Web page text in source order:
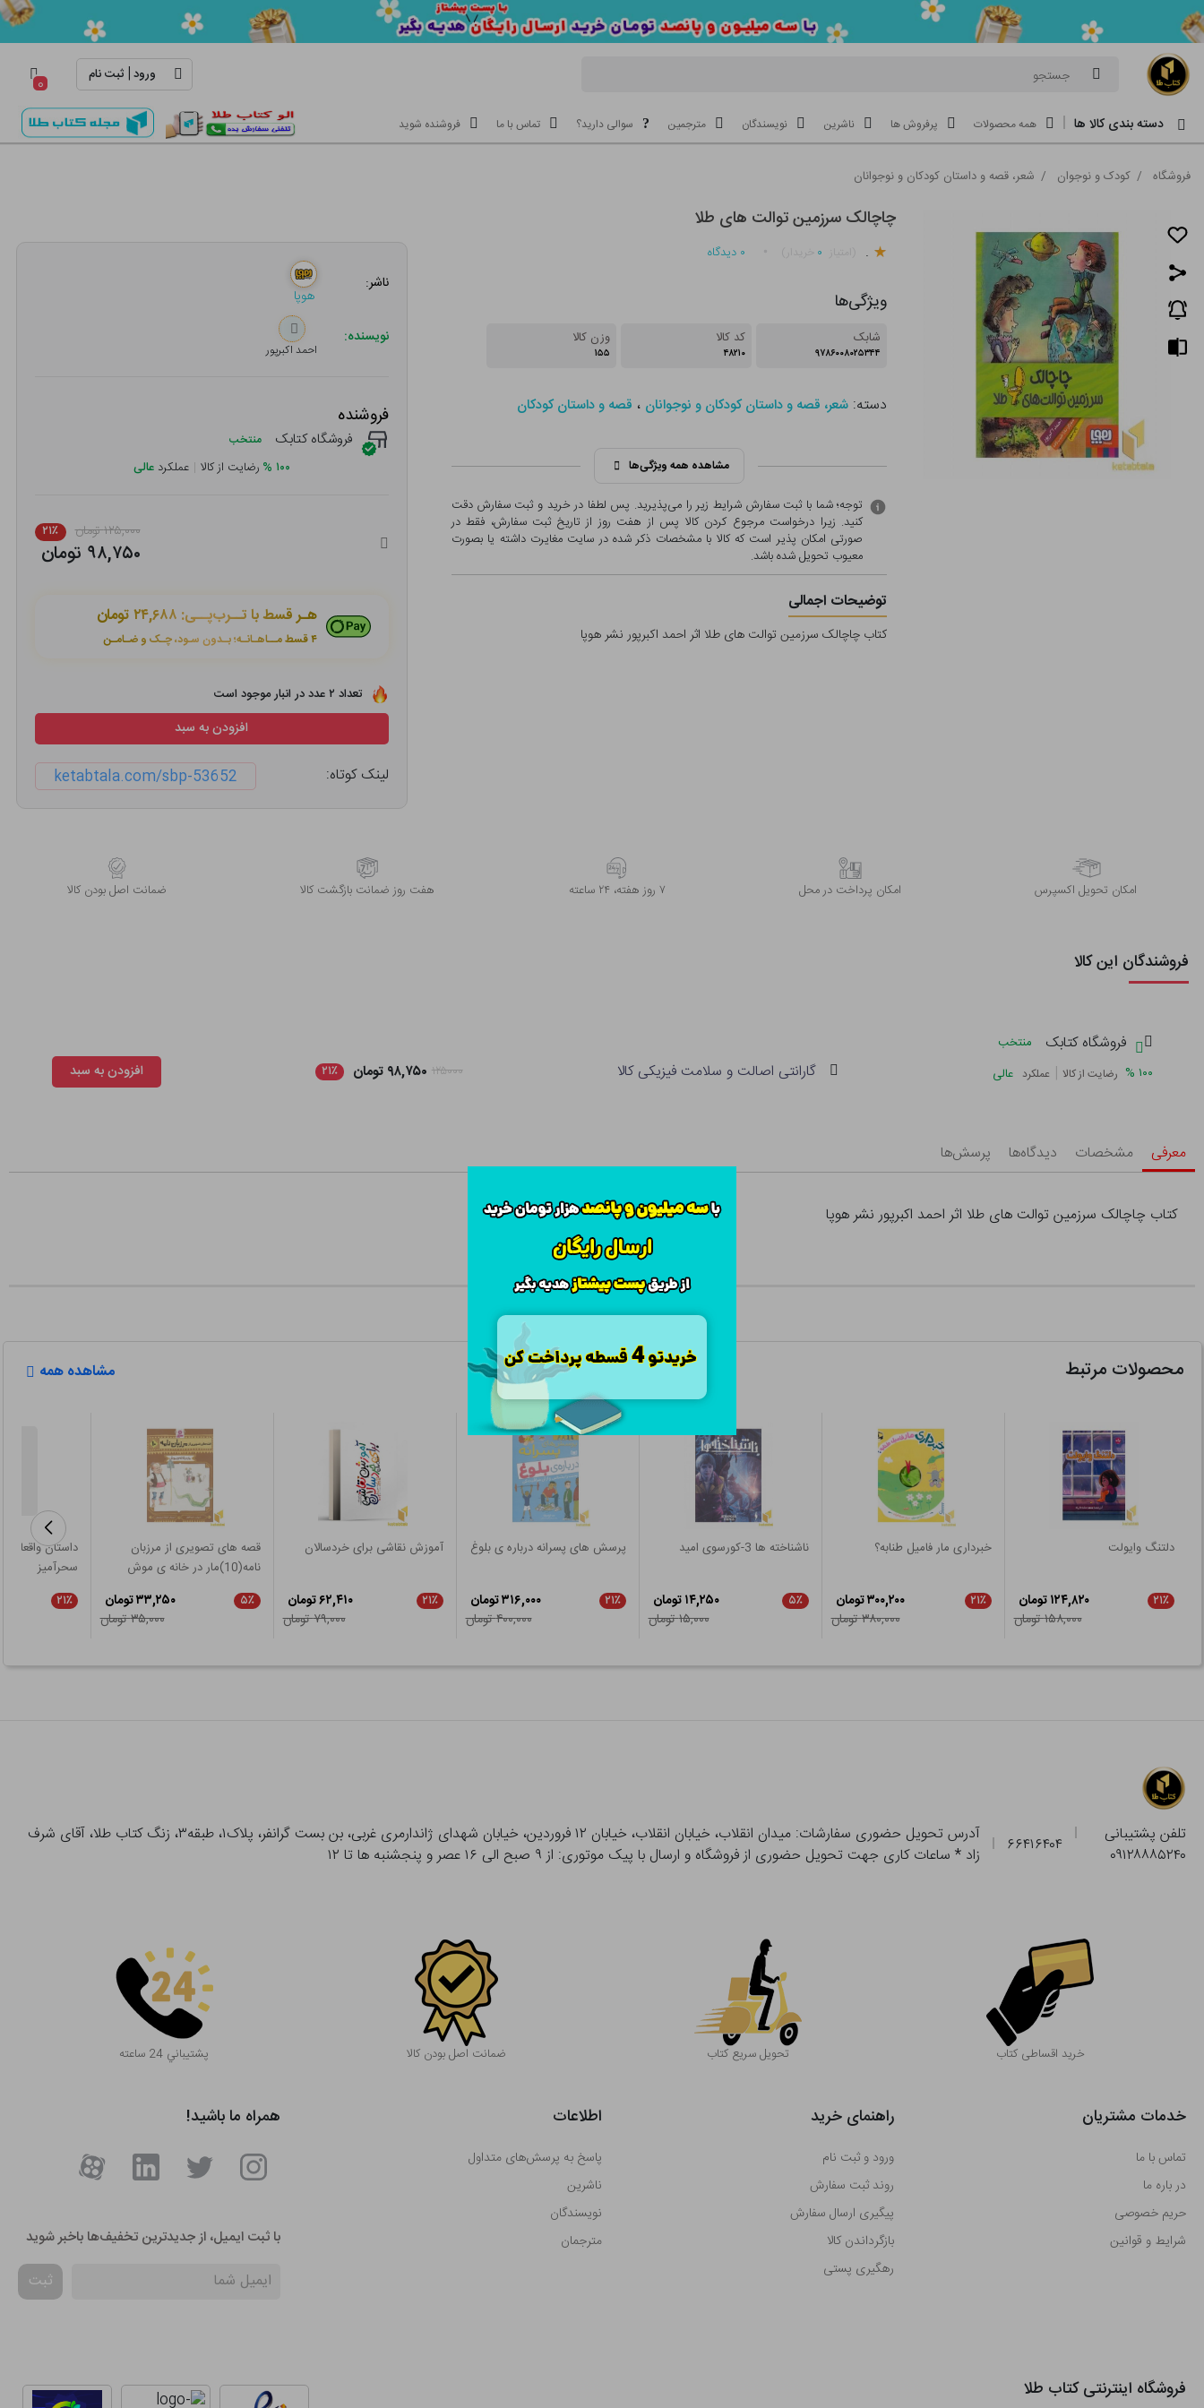
جستجو ورود| ثبت نام ۰
دسته بندی کالا ها همه محصولات پرفروش ها ناشرین نویسندگان مترجمین سوالی دارید؟ تماس با ما فروشنده شوید
فروشگاه / کودک و نوجوان / شعر، قصه و داستان کودکان و نوجوانان
چاچالک سرزمین توالت های طلا
. ۰ ۰ دیدگاه
ویژگی‌ها
شابک
۹۷۸۶۰۰۸۰۲۵۳۴۴
کد کالا
۴۸۲۱۰
وزن کالا
۱۵۵
دسته: شعر، قصه و داستان کودکان و نوجوانان ، قصه و داستان کودکان
مشاهده همه ویژگی‌ها
توجه؛ شما با ثبت سفارش شرایط زیر را می‌پذیرید. پس لطفا در خرید و ثبت سفارش دقت
کنید. زیرا درخواست مرجوع کردن کالا پس از هفت روز از تاریخ ثبت سفارش، فقط در
صورتی امکان پذیر است که کالا با مشخصات ذکر شده در سایت مغایرت داشته یا بصورت
معيوب تحویل شده باشد.
توضیحات اجمالی
کتاب چاچالک سرزمین توالت های طلا اثر احمد اکبرپور نشر هوپا
ناشر:
هوپا
نویسنده:
احمد اکبرپور
فروشنده
فروشگاه کتابک منتخب
۱۰۰ % رضایت از کالا | عملکرد عالی
۱۲۵,۰۰۰ تومان ۲۱٪
۹۸,۷۵۰ تومان
هـر قسط با تــرب‌پــی: ۲۴,۶۸۸ تومان
۴ قسط مــاهـانـه؛ بـدون سـود، چـک و ضـامـن
تعداد ۲ عدد در انبار موجود است
افزودن به سبد
لینک کوتاه: ketabtala.com/sbp-53652
اﻣﮑﺎن ﺗﺤﻮﯾﻞ اﮐﺴﭙﺮس امکان پرداخت در محل ۷ روز ﻫﻔﺘﻪ، ۲۴ ﺳﺎﻋﺘﻪ هفت روز ضمانت بازگشت کالا ﺿﻤﺎﻧﺖ اﺻﻞ ﺑﻮدن ﮐﺎﻟﺎ
فروشندگان این کالا
فروشگاه کتابک
منتخب
۱۰۰ % رضایت از کالا | عملکرد عالی گارانتی اصالت و سلامت فیزیکی کالا ۱۲۵۰۰۰ ۹۸,۷۵۰ تومان ۲۱٪ افزودن به سبد
معرفی مشخصات دیدگاه‌ها پرسش‌ها
کتاب چاچالک سرزمین توالت های طلا اثر احمد اکبرپور نشر هوپا
محصولات مرتبط مشاهده همه
دلتنگ وایولت
۲۱٪
۱۲۴,۸۲۰ تومان
۱۵۸,۰۰۰ تومان
خبرداری مار فامیل طنابه؟
۲۱٪
۳۰۰,۲۰۰ تومان
۳۸۰,۰۰۰ تومان
ناشناخته ها 3-کورسوی امید
۵٪
۱۴,۲۵۰ تومان
۱۵,۰۰۰ تومان
پرسش های پسرانه درباره ی بلوغ
۲۱٪
۳۱۶,۰۰۰ تومان
۴۰۰,۰۰۰ تومان
آموزش نقاشی برای خردسالان
۲۱٪
۶۲,۴۱۰ تومان
۷۹,۰۰۰ تومان
قصه های تصویری از مرزبان
نامه(10)مار در خانه ی موش
۵٪
۳۳,۲۵۰ تومان
۳۵,۰۰۰ تومان
داستان
سحرآمیز
۲۱٪
تلفن پشتیبانی
۰۹۱۲۸۸۸۵۲۴۰
۶۶۴۱۶۴۰۴
آدرس تحویل حضوری سفارشات: میدان انقلاب، خیابان انقلاب، خیابان ۱۲ فروردین، خیابان شهدای ژاندارمری غربی، بن بست گرانفر، پلاک۱، طبقه۳، زنگ کتاب طلا، آقای شرف
زاد * ساعات کاری جهت تحویل حضوری از فروشگاه و ارسال با پیک موتوری: از ۹ صبح الی ۱۶ عصر و پنجشنبه ها تا ۱۲
خرید اقساطی کتاب تحویل سریع کتاب
بصورت حضوری از آدرس تحویل حضوری سفارش خود را بدون هیچ هزینه ای تحویل بگیرید.
ضمانت اصل بودن کالا پشتيباني 24 ساعته
خدمات مشتریان
تماس با ما
در باره ما
حریم خصوصی
شرایط و قوانین
راهنمای خرید
ورود و ثبت نام
روند ثبت سفارش
پیگیری ارسال سفارش
بازگرداندن کالا
رهگیری پستی
اطلاعات
پاسخ به پرسش‌های متداول
ناشرین
نویسندگان
مترجمان
همراه ما باشید!
با ثبت ایمیل، از جدید‌ترین تخفیف‌ها با‌خبر شوید
ثبت
فروشگاه اینترنتی کتاب طلا